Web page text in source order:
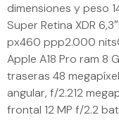
dimensiones y peso
Super Retina XDR
px460 ppp2.000
Apple A18 Pro ram 8
traseras 48
angular, f/2.212
frontal 12 MP f/2.2